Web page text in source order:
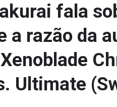
fala
a razão da
Ultimate